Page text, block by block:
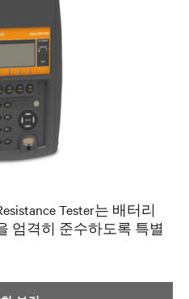
Tester는 배터리
엄격히 준수하도록 특별